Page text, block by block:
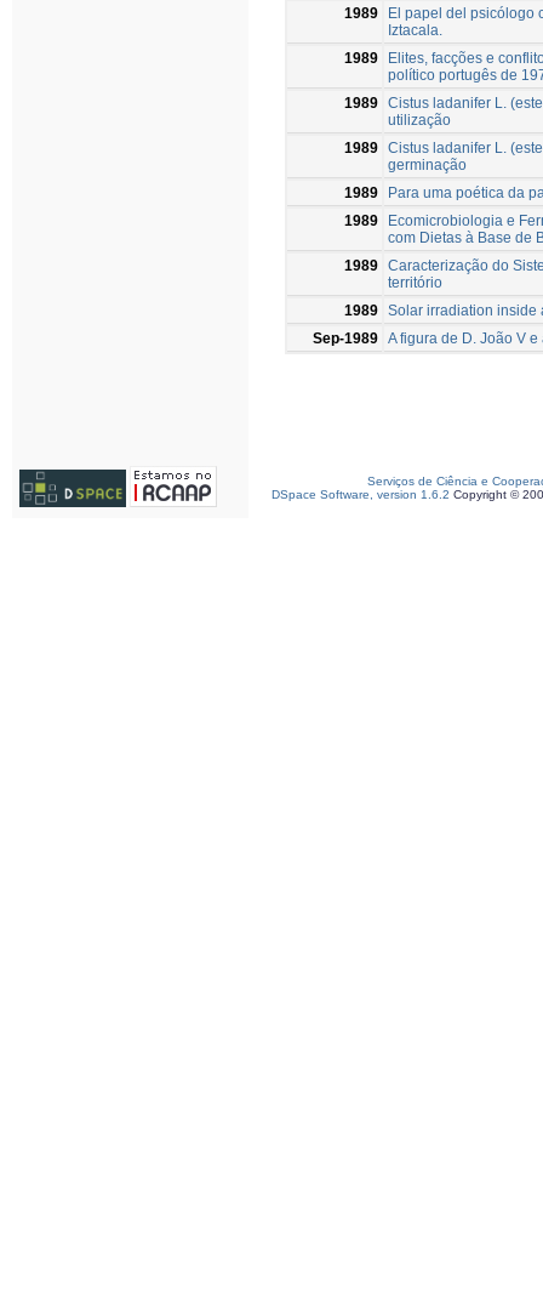
1989
El papel del psicólogo
Iztacala.
1989
Elites, facções e
político portugês de
1989 Cistus ladanifer L.
utilização
1989 Cistus ladanifer L.
germinação
1989
Para uma poética da
1989
Ecomicrobiologia e
com Dietas à Base de
1989 Caracterização do
território
1989 Solar irradiation inside
Sep-1989 A figura de D. João V
Serviços de Ciência e
DSpace Software, version 1.6.2 Copyright ©